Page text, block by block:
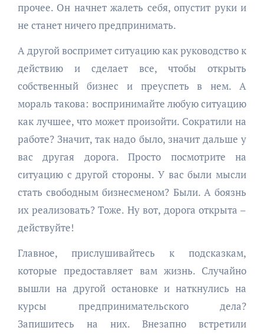
прочее. Он начнет жалеть себя, опустит руки и
не станет ничего предпринимать.
А другой воспримет ситуацию как руководство к
действию и сделает все, чтобы открыть
собственный бизнес и преуспеть в нем. А
мораль такова: воспринимайте любую ситуацию
как лучшее, что может произойти. Сократили на
работе? Значит, так надо было, значит дальше у
вас другая дорога. Просто посмотрите на
ситуацию с другой стороны. У вас были мысли
стать свободным бизнесменом? Были. А боязнь
их реализовать? Тоже. Ну вот, дорога открыта –
действуйте!
Главное, прислушивайтесь к подсказкам,
которые предоставляет вам жизнь. Случайно
вышли на другой остановке и наткнулись на
курсы предпринимательского дела?
Запишитесь на них. Внезапно встретили